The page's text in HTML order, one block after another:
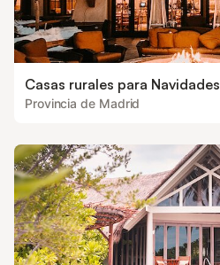
Casas rurales para Navidades
Provincia de Madrid